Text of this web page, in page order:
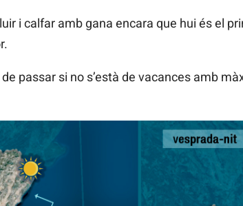
i calfar amb gana encara que hui és el
passar si no s’està de vacances amb